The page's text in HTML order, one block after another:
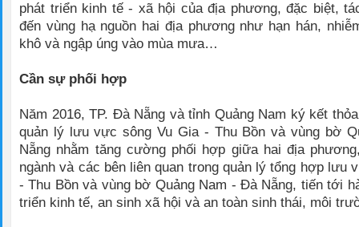
phát triển kinh tế - xã hội của địa phương, đặc biệt,
đến vùng hạ nguồn hai địa phương như hạn hán,
khô và ngập úng vào mùa mưa…
Cần sự phối hợp
Năm 2016, TP. Đà Nẵng và tỉnh Quảng Nam ký kết
quản lý lưu vực sông Vu Gia - Thu Bồn và vùng bờ
Nẵng nhằm tăng cường phối hợp giữa hai địa
ngành và các bên liên quan trong quản lý tổng hợp lưu
- Thu Bồn và vùng bờ Quảng Nam - Đà Nẵng, tiến tới
triển kinh tế, an sinh xã hội và an toàn sinh thái, môi